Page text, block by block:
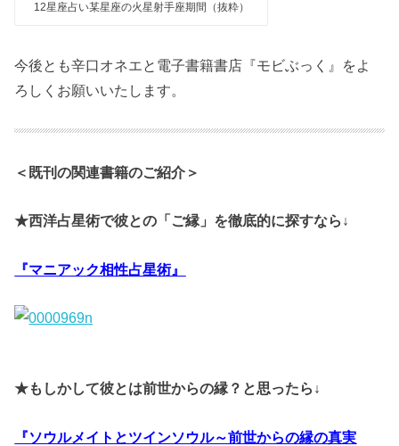
12星座占い某星座の火星射手座期間（抜粋）
今後とも辛口オネエと電子書籍書店『モビぶっく』をよ
ろしくお願いいたします。
＜既刊の関連書籍のご紹介＞
★西洋占星術で彼との「ご縁」を徹底的に探すなら↓
『マニアック相性占星術』
★もしかして彼とは前世からの縁？と思ったら↓
『ソウルメイトとツインソウル～前世からの縁の真実